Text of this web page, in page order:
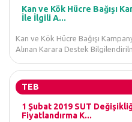
Kan ve Kök Hücre Bağışı
İle İlgili A...
Kan ve Kök Hücre Bağışı
Alınan Karara Destek
TEB
1 Şubat 2019 SUT
Fiyatlandırma K...